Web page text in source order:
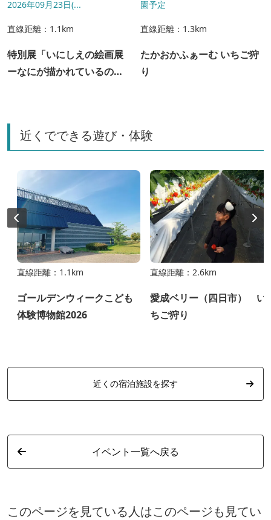
2026年09月23日(...
直線距離：1.1km
特別展「いにしえの絵画展
ーなにが描かれているのか
園予定
直線距離：1.3km
たかおかふぁーむ いちご狩
り
近くでできる遊び・体験
直線距離：1.1km
ゴールデンウィークこども
体験博物館2026
直線距離：2.6km
愛成ベリー（四日市） い
ちご狩り
近くの宿泊施設を探す
イベント一覧へ戻る
このページを見ている人はこのページも見てい